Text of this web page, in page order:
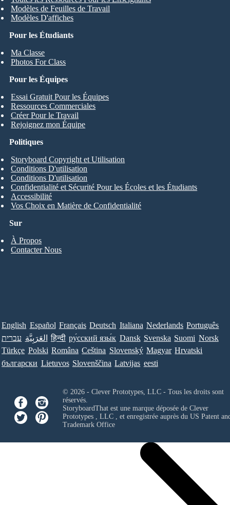
Pour les Étudiants
Ma Classe
Photos For Class
Modèles de Feuilles de Travail
Modèles D'affiches
Pour les Équipes
Essai Gratuit Pour les Équipes
Ressources Commerciales
Créer Pour le Travail
Rejoignez mon Équipe
Sur
À Propos
Contacter Nous
Politiques
Storyboard Copyright et Utilisation
Conditions D'utilisation
Conditions D'utilisation
Confidentialité et Sécurité Pour les Écoles et les Étudiants
Accessibilité
Vos Choix en Matière de Confidentialité
English Español Français Deutsch Italiana Nederlands Português
עברית العَرَبِيَّة हिन्दी ру́сский язы́к Dansk Svenska Suomi Norsk
Türkçe Polski Româna Ceština Slovenský Magyar Hrvatski
български Lietuvos Slovenščina Latvijas eesti
© 2026 - Clever Prototypes, LLC - Tous les droits sont
réservés.
StoryboardThat est une marque déposée de Clever
Prototypes , LLC, et enregistrée auprès du US Patent
Trademark Office